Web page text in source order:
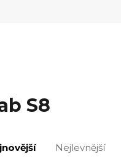
S8
Nejlevnější